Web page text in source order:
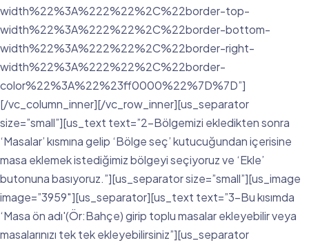
width%22%3A%222%22%2C%22border-top-
width%22%3A%222%22%2C%22border-bottom-
width%22%3A%222%22%2C%22border-right-
width%22%3A%222%22%2C%22border-
color%22%3A%22%23ff0000%22%7D%7D”]
[/vc_column_inner][/vc_row_inner][us_separator
size=”small”][us_text text=”2-Bölgemizi ekledikten sonra
‘Masalar’ kısmına gelip ‘Bölge seç’ kutucuğundan içerisine
masa eklemek istediğimiz bölgeyi seçiyoruz ve ‘Ekle’
butonuna basıyoruz.”][us_separator size=”small”][us_image
image=”3959″][us_separator][us_text text=”3-Bu kısımda
‘Masa ön adı'(Ör:Bahçe) girip toplu masalar ekleyebilir veya
masalarınızı tek tek ekleyebilirsiniz”][us_separator